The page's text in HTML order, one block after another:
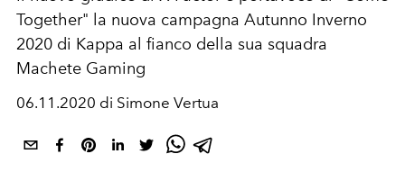
Together" la nuova campagna Autunno Inverno
2020 di Kappa al fianco della sua squadra
Machete Gaming
06.11.2020 di Simone Vertua